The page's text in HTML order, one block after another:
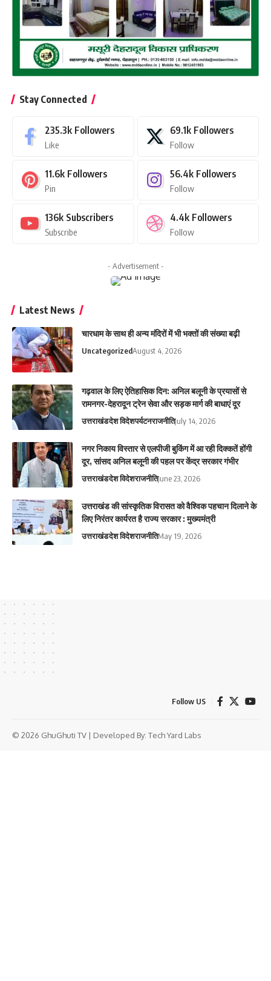
Stay Connected
235.3k Followers
Like
69.1k Followers
Follow
11.6k Followers
Pin
56.4k Followers
Follow
136k Subscribers
Subscribe
4.4k Followers
Follow
- Advertisement -
Latest News
चारधाम के साथ ही अन्य मंदिरों में भी भक्तों की संख्या बढ़ी
UncategorizedAugust 4, 2026
गढ़वाल के लिए ऐतिहासिक दिन: अनिल बलूनी के प्रयासों से
रामनगर-देहरादून ट्रेन सेवा और सड़क मार्ग की बाधाएं दूर
उत्तराखंडदेश विदेशपर्यटनराजनीतिJuly 14, 2026
नगर निकाय विस्तार से एलपीजी बुकिंग में आ रही दिक्कतें होंगी
दूर, सांसद अनिल बलूनी की पहल पर केंद्र सरकार गंभीर
उत्तराखंडदेश विदेशराजनीतिJune 23, 2026
उत्तराखंड की सांस्कृतिक विरासत को वैश्विक पहचान दिलाने के
लिए निरंतर कार्यरत है राज्य सरकार : मुख्यमंत्री
उत्तराखंडदेश विदेशराजनीतिMay 19, 2026
Follow US
© 2026 GhuGhuti TV | Developed By: Tech Yard Labs